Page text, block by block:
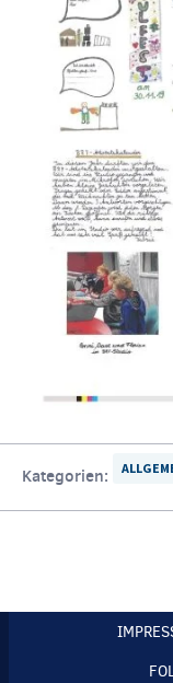
Kategorien: